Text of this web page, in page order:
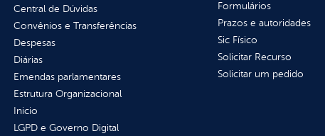
Central de Dúvidas
Convênios e Transferências
Despesas
Diárias
Emendas parlamentares
Estrutura Organizacional
Inicio
LGPD e Governo Digital
Formulários
Prazos e autoridades
Sic Físico
Solicitar Recurso
Solicitar um pedido